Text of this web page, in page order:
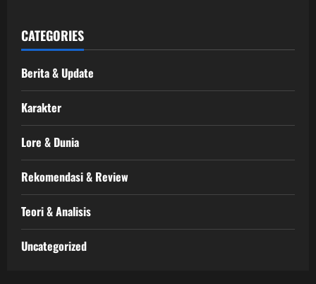
CATEGORIES
Berita & Update
Karakter
Lore & Dunia
Rekomendasi & Review
Teori & Analisis
Uncategorized